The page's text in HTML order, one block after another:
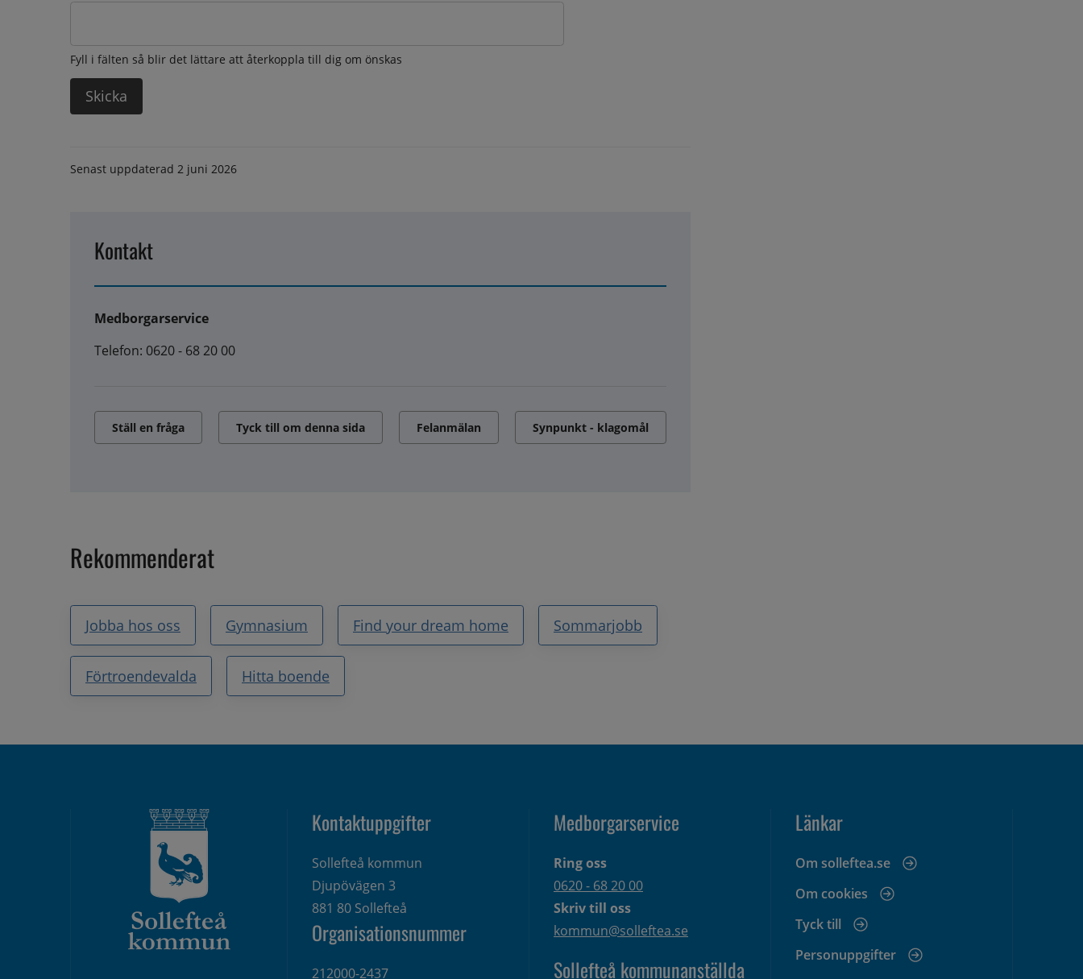
Fyll i fälten så blir det lättare att återkoppla till dig om önskas
Senast uppdaterad 2 juni 2026
Kontakt
Medborgarservice
Telefon: 0620 - 68 20 00
Ställ en fråga Tyck till om denna sida Felanmälan Synpunkt - klagomål
Rekommenderat
Jobba hos oss Gymnasium Find your dream home Sommarjobb
Förtroendevalda Hitta boende
Kontaktuppgifter
Sollefteå kommun
Djupövägen 3
881 80 Sollefteå
Organisationsnummer
212000-2437
Medborgarservice
Ring oss
0620 - 68 20 00
Skriv till oss
kommun@solleftea.se
Sollefteå kommunanställda
Länkar
Om solleftea.se
Om cookies
Tyck till
Personuppgifter